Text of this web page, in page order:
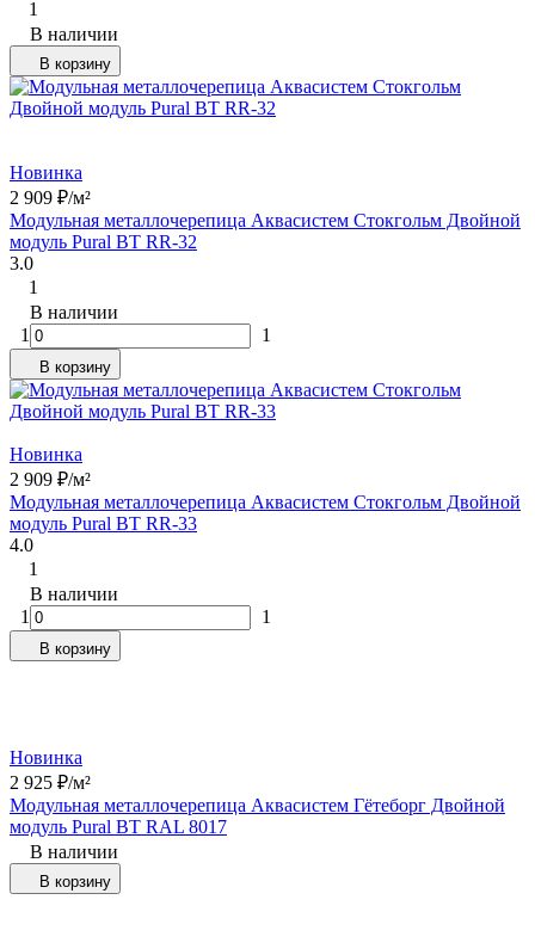
1
В наличии
В корзину
Новинка
2 909 ₽/м²
Модульная металлочерепица Аквасистем Стокгольм Двойной
модуль Pural BT RR-32
3.0
1
В наличии
1
1
В корзину
Новинка
2 909 ₽/м²
Модульная металлочерепица Аквасистем Стокгольм Двойной
модуль Pural BT RR-33
4.0
1
В наличии
1
1
В корзину
Новинка
2 925 ₽/м²
Модульная металлочерепица Аквасистем Гётеборг Двойной
модуль Pural BT RAL 8017
В наличии
В корзину